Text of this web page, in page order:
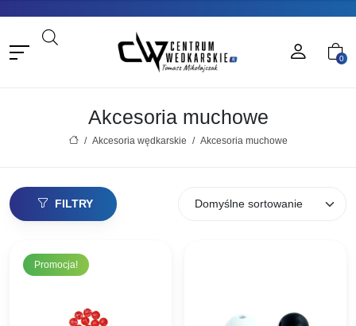
0
Akcesoria muchowe
/ Akcesoria wędkarskie / Akcesoria muchowe
FILTRY
Promocja!